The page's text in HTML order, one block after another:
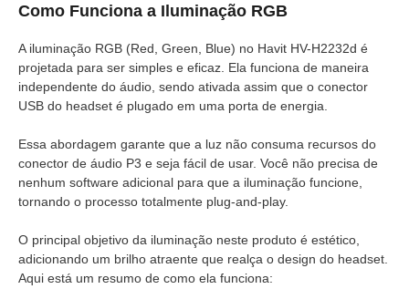
Como Funciona a Iluminação RGB
A iluminação RGB (Red, Green, Blue) no Havit HV-H2232d é
projetada para ser simples e eficaz. Ela funciona de maneira
independente do áudio, sendo ativada assim que o conector
USB do headset é plugado em uma porta de energia.
Essa abordagem garante que a luz não consuma recursos do
conector de áudio P3 e seja fácil de usar. Você não precisa de
nenhum software adicional para que a iluminação funcione,
tornando o processo totalmente plug-and-play.
O principal objetivo da iluminação neste produto é estético,
adicionando um brilho atraente que realça o design do headset.
Aqui está um resumo de como ela funciona: